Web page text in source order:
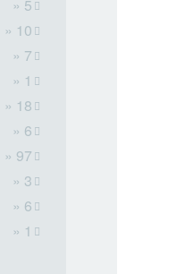
» 5
» 10
» 7
» 1
» 18
» 6
» 97
» 3
» 6
» 1